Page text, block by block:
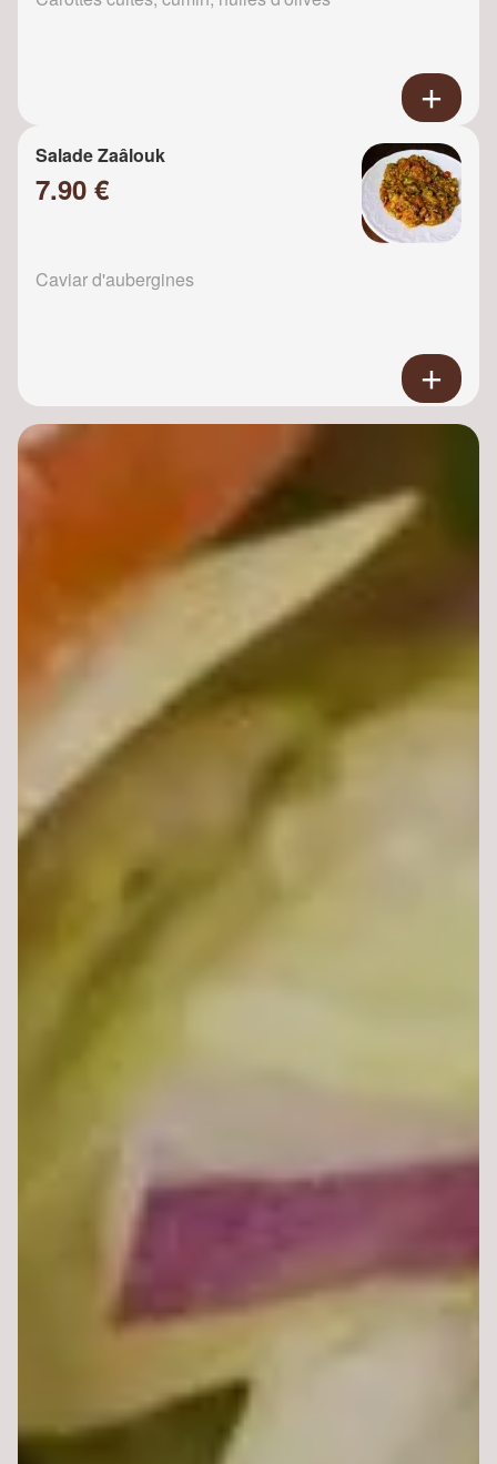
Salade Zaâlouk
7.90 €
Caviar d'aubergines